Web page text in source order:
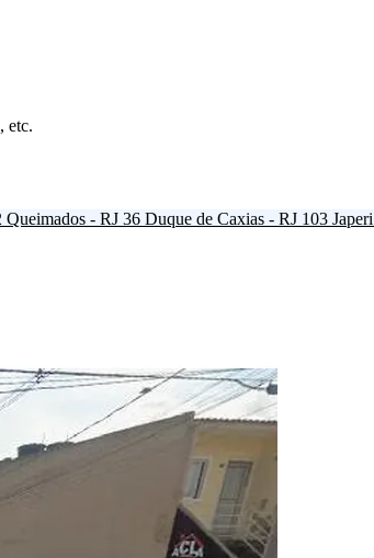
etc.
Queimados - RJ 36 Duque de Caxias - RJ 103